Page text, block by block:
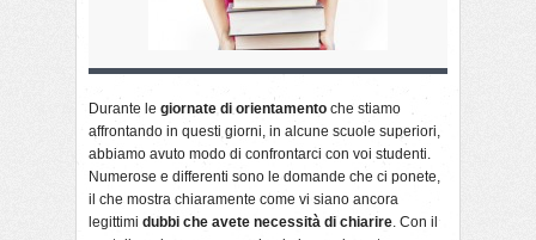
Durante le giornate di orientamento che stiamo
affrontando in questi giorni, in alcune scuole superiori,
abbiamo avuto modo di confrontarci con voi studenti.
Numerose e differenti sono le domande che ci ponete,
il che mostra chiaramente come vi siano ancora
legittimi dubbi che avete necessità di chiarire. Con il